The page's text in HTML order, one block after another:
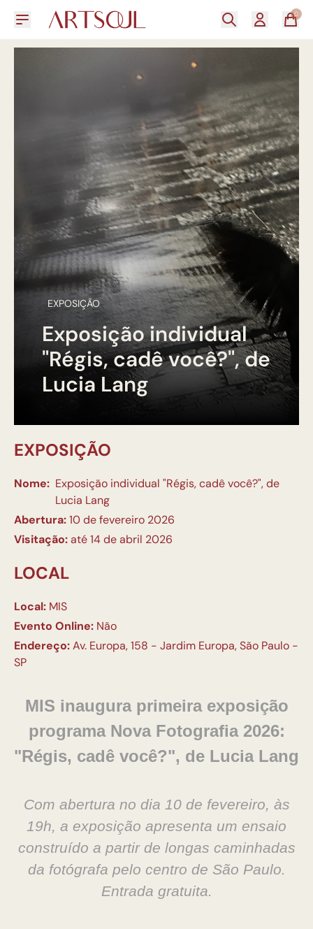
0
EXPOSIÇÃO
Exposição individual
"Régis, cadê você?", de
Lucia Lang
EXPOSIÇÃO
Nome: Exposição individual "Régis, cadê você?", de
Lucia Lang
Abertura:10 de fevereiro 2026
Visitação:até 14 de abril 2026
LOCAL
Local: MIS
Evento Online: Não
Endereço:Av. Europa, 158 - Jardim Europa, São Paulo -
SP
MIS inaugura primeira exposição
programa Nova Fotografia 2026:
"Régis, cadê você?", de Lucia Lang
Com abertura no dia 10 de fevereiro, às
19h, a exposição apresenta um ensaio
construído a partir de longas caminhadas
da fotógrafa pelo centro de São Paulo.
Entrada gratuita.